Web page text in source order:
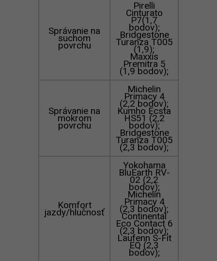
Správanie na
suchom
povrchu
Pirelli
Cinturato
P7(1,7
bodov);
Bridgestone
Turanza T005
(1,9);
Maxxis
Premitra 5
(1,9 bodov);
Správanie na
mokrom
povrchu
Michelin
Primacy 4
(2,2 bodov);
Kumho Ecsta
HS51 (2,2
bodov);
Bridgestone
Turanza T005
(2,3 bodov);
Komfort
jazdy/hlučnosť
Yokohama
BluEarth RV-
02 (2,2
bodov);
Michelin
Primacy 4
(2,3 bodov);
Continental
Eco Contact 6
(2,3 bodov);
Laufenn S-Fit
EQ (2,3
bodov);